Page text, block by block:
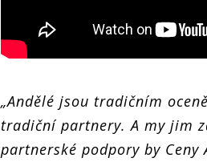
„Andělé jsou tradičním
tradiční partnery. A my jim
partnerské podpory by